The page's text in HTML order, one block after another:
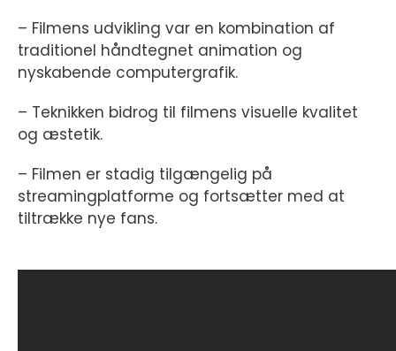
– Filmens udvikling var en kombination af
traditionel håndtegnet animation og
nyskabende computergrafik.
– Teknikken bidrog til filmens visuelle kvalitet
og æstetik.
– Filmen er stadig tilgængelig på
streamingplatforme og fortsætter med at
tiltrække nye fans.